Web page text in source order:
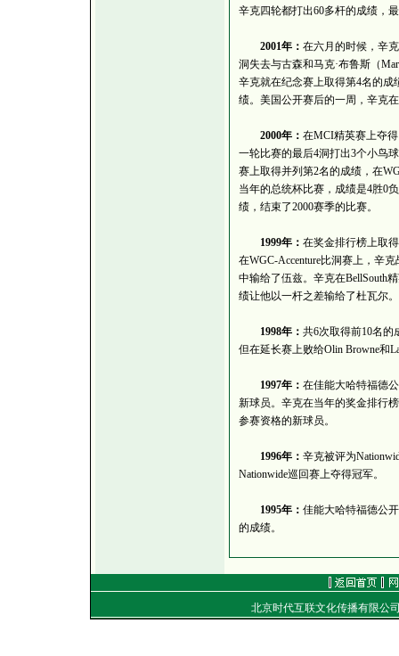
辛克四轮都打出60多杆的成绩，
2001年： 在六月的时候，辛
洞失去与古森和马克·布鲁斯（
辛克就在纪念赛上取得第4名的
绩。美国公开赛后的一周，辛克
2000年： 在MCI精英赛上夺
一轮比赛的最后4洞打出3个小鸟
赛上取得并列第2名的成绩，在
当年的总统杯比赛，成绩是4胜0
绩，结束了2000赛季的比赛。
1999年： 在奖金排行榜上取
在WGC-Accenture比洞赛上，辛
中输给了伍兹。辛克在BellSouth
绩让他以一杆之差输给了杜瓦尔
1998年： 共6次取得前10名的
但在延长赛上败给Olin Browne和
1997年： 在佳能大哈特福德
新球员。辛克在当年的奖金排行
参赛资格的新球员。
1996年： 辛克被评为
Nationwide巡回赛上夺得冠军。
1995年： 佳能大哈特福德公
的成绩。
北京时代互联文化传播有限公